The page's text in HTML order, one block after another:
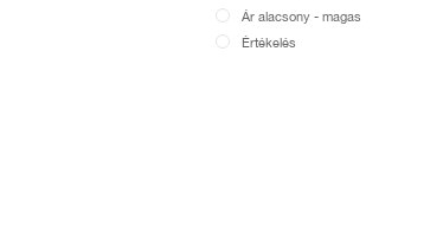
Ár alacsony - magas
Értékelés